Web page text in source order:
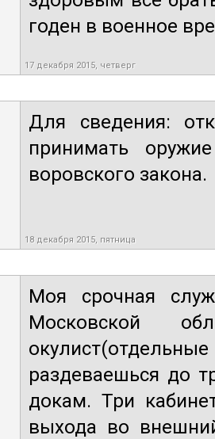
годен в военное
17 декабря 2015, четверг
Для сведения:
принимать
воровского закона.
18 декабря 2015, пятница
Моя срочная
Московской
раздеваешься до
докам. Три
выхода во